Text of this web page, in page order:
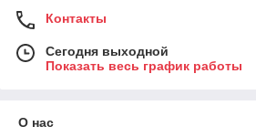
Контакты
Сегодня выходной
Показать весь график работы
О нас